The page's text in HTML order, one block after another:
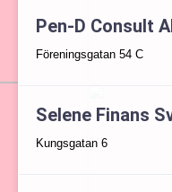
Pen-D Consult
Föreningsgatan 54 C
Selene Finans
Kungsgatan 6